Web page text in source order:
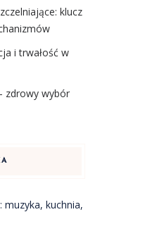
klucz
i trwałość w
zdrowy wybór
muzyka, kuchnia,